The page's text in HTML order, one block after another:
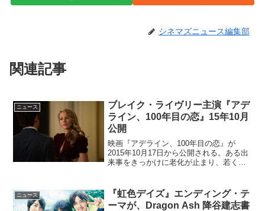
シネマズニュース編集部
関連記事
ニュース
ブレイク・ライヴリー主演『アデ
ライン、100年目の恋』15年10月
公開
映画『アデライン、100年目の恋』が
2015年10月17日から公開される。ある出
来事をきっかけに老化が止まり、若く美
年越しパーティーで出会った青年エリ
ス・ジョーン...
ニュース
『虹色デイズ』エンディング・テ
ーマが、Dragon Ash 降谷建志書